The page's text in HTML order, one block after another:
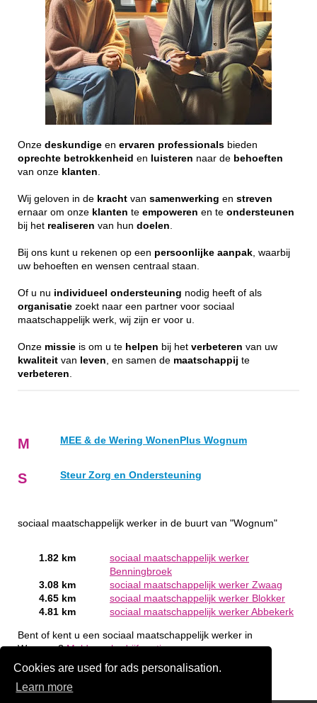
Cookies are used for ads personalisation.
Learn more
Onze deskundige en ervaren professionals bieden
oprechte betrokkenheid en luisteren naar de behoeften
van onze klanten
Wij geloven in de kracht van samenwerking en streven
ernaar om onze klanten te empoweren en te ondersteunen
bij het realiseren van hun doelen
Bij ons kunt u rekenen op een persoonlijke aanpak , waarbij
uw behoeften en wensen centraal staan.
Of u nu individueel ondersteuning nodig heeft of als
organisatie zoekt naar een partner voor sociaal
maatschappelijk werk, wij zijn er voor u.
Onze missie is om u te helpen bij het verbeteren van uw
kwaliteit van leven , en samen de maatschappij te
verbeteren
M MEE & de Wering WonenPlus Wognum
S Steur Zorg en Ondersteuning
sociaal maatschappelijk werker in de buurt van "Wognum"
1.82 km
sociaal maatschappelijk werker
Benningbroek
3.08 km
sociaal maatschappelijk werker Zwaag
4.65 km
sociaal maatschappelijk werker Blokker
4.81 km
sociaal maatschappelijk werker Abbekerk
Bent of kent u een sociaal maatschappelijk werker in
Wognum?Meld een bedrijf gratis aan